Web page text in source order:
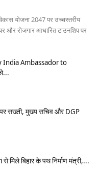
योजना 2047 पर उच्चस्तरीय
और रोजगार आधारित टाउनशिप पर
India Ambassador to
सख्ती, मुख्य सचिव और DGP
मिले बिहार के पथ निर्माण मंत्री,...